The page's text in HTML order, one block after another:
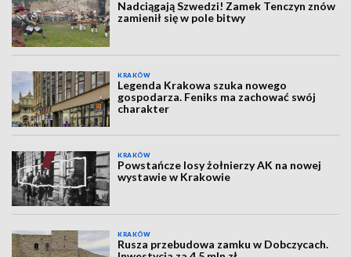
Nadciągają Szwedzi! Zamek Tenczyn znów
zamienił się w pole bitwy
KRAKÓW
Legenda Krakowa szuka nowego
gospodarza. Feniks ma zachować swój
charakter
KRAKÓW
Powstańcze losy żołnierzy AK na nowej
wystawie w Krakowie
KRAKÓW
Rusza przebudowa zamku w Dobczycach.